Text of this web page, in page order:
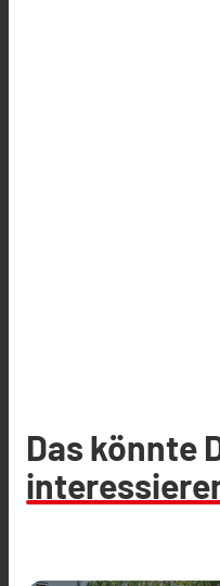
Das könnte